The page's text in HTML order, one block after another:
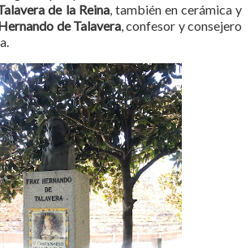
de la Reina, también en cerámica y
de Talavera, confesor y consejero